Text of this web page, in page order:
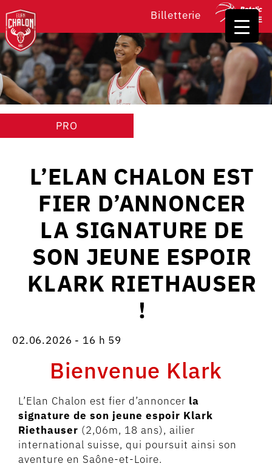
Billetterie
PRO
L’ELAN CHALON EST
FIER D’ANNONCER
LA SIGNATURE DE
SON JEUNE ESPOIR
KLARK RIETHAUSER
!
02.06.2026 - 16 h 59
Bienvenue Klark
L’Elan Chalon est fier d’annoncer la
signature de son jeune espoir Klark
Riethauser (2,06m, 18 ans), ailier
international suisse, qui poursuit ainsi son
aventure en Saône-et-Loire.